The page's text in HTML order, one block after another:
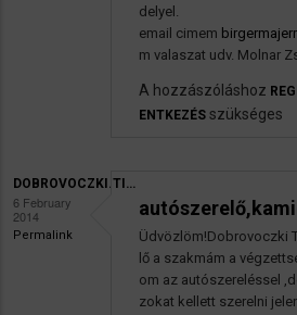
delyel.
email cimem
m valaszat udv. Molnar
A hozzászóláshoz
ENTKEZÉS szükséges
DOBROVOCZKI.TI…
6 February
2014
Permalink
Üdvözlöm!Dobrovoczki
lő a szakmám a
om az autószereléssel
zokat kellett szerelni